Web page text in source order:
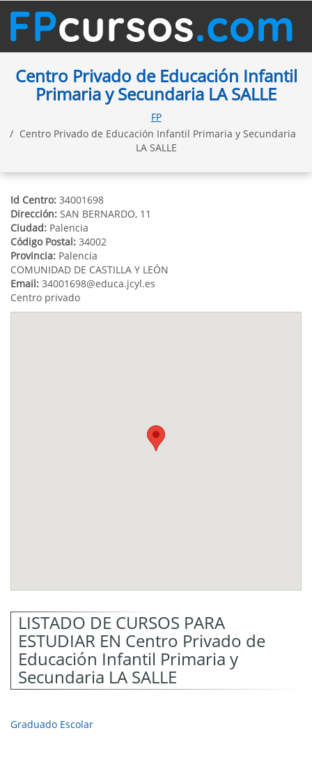
Centro Privado de Educación Infantil
Primaria y Secundaria LA SALLE
FP
Centro Privado de Educación Infantil Primaria y Secundaria
LA SALLE
Id Centro: 34001698
Dirección: SAN BERNARDO, 11
Ciudad: Palencia
Código Postal: 34002
Provincia: Palencia
COMUNIDAD DE CASTILLA Y LEÓN
Email: 34001698@educa.jcyl.es
Centro privado
LISTADO DE CURSOS PARA
ESTUDIAR EN Centro Privado de
Educación Infantil Primaria y
Secundaria LA SALLE
Graduado Escolar